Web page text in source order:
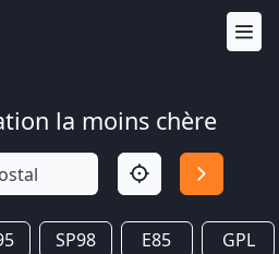
la moins chère
SP98 E85 GPL